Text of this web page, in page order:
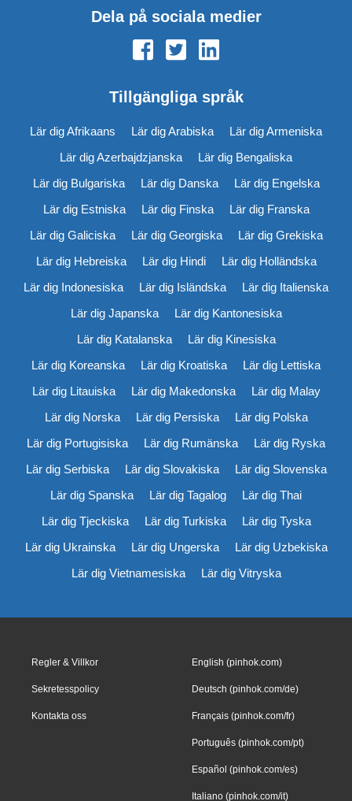
Dela på sociala medier
Tillgängliga språk
Lär dig Afrikaans Lär dig Arabiska
Lär dig Armeniska
Lär dig Azerbajdzjanska
Lär dig Bengaliska
Lär dig Bulgariska
Lär dig Danska
Lär dig Engelska
Lär dig Estniska
Lär dig Finska
Lär dig Franska
Lär dig Galiciska
Lär dig Georgiska
Lär dig Grekiska
Lär dig Hebreiska
Lär dig Hindi
Lär dig Holländska
Lär dig Indonesiska
Lär dig Isländska
Lär dig Italienska
Lär dig Japanska
Lär dig Kantonesiska
Lär dig Katalanska
Lär dig Kinesiska
Lär dig Koreanska
Lär dig Kroatiska
Lär dig Lettiska
Lär dig Litauiska
Lär dig Makedonska
Lär dig Malay
Lär dig Norska
Lär dig Persiska
Lär dig Polska
Lär dig Portugisiska
Lär dig Rumänska
Lär dig Ryska
Lär dig Serbiska
Lär dig Slovakiska
Lär dig Slovenska
Lär dig Spanska
Lär dig Tagalog
Lär dig Thai
Lär dig Tjeckiska
Lär dig Turkiska
Lär dig Tyska
Lär dig Ukrainska
Lär dig Ungerska
Lär dig Uzbekiska
Lär dig Vietnamesiska
Lär dig Vitryska
Regler & Villkor
Sekretesspolicy
Kontakta oss
English (pinhok.com)
Deutsch (pinhok.com/de)
Français (pinhok.com/fr)
Português (pinhok.com/pt)
Español (pinhok.com/es)
Italiano (pinhok.com/it)